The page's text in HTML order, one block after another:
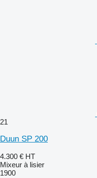
21
Duun SP 200
4.300 € HT
Mixeur à lisier
1900